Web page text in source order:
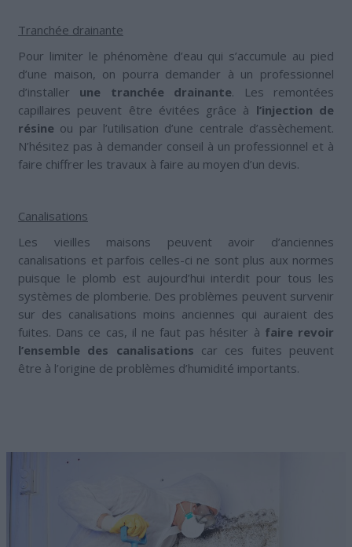
Tranchée drainante
Pour limiter le phénomène d’eau qui s’accumule au pied
d’une maison, on pourra demander à un professionnel
d’installer une tranchée drainante. Les remontées
capillaires peuvent être évitées grâce à l’injection de
résine ou par l’utilisation d’une centrale d’assèchement.
N’hésitez pas à demander conseil à un professionnel et à
faire chiffrer les travaux à faire au moyen d’un devis.
Canalisations
Les vieilles maisons peuvent avoir d’anciennes
canalisations et parfois celles-ci ne sont plus aux normes
puisque le plomb est aujourd’hui interdit pour tous les
systèmes de plomberie. Des problèmes peuvent survenir
sur des canalisations moins anciennes qui auraient des
fuites. Dans ce cas, il ne faut pas hésiter à faire revoir
l’ensemble des canalisations car ces fuites peuvent
être à l’origine de problèmes d’humidité importants.